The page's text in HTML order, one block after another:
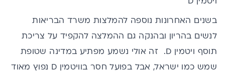
בשנים האחרונות נוספה להמלצות משרד הבריאות
לנשים בהריון ובהנקה גם ההמלצה להקפיד על צריכת
תוסף ויטמין D
. זה אולי נשמע מפתיע במדינה שטופת
שמש כמו ישראל, אבל בפועל חסר בוויטמין D נפוץ מאוד